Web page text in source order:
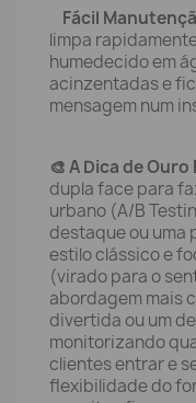
Fácil
limpa
humedecido em
acinzentadas e
mensagem num
🎨 A Dica de
dupla face para
urbano (A/B
destaque ou uma
estilo clássico e
(virado para o
abordagem mais
divertida ou um
monitorizando
clientes entrar e
flexibilidade do